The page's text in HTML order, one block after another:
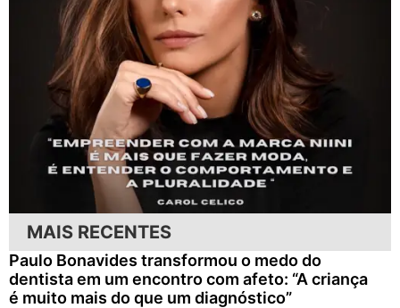
MAIS RECENTES
Paulo Bonavides transformou o medo do
dentista em um encontro com afeto: “A criança
é muito mais do que um diagnóstico”